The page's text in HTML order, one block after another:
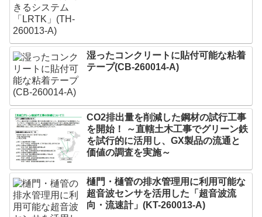
湿ったコンクリートに貼付可能な粘着
テープ(CB-260014-A)
CO2排出量を削減した鋼材の試行工事
を開始！ ～直轄土木工事でグリーン鉄
を試行的に活用し、GX製品の流通と
価値の調査を実施～
樋門・樋管の排水管理用に利用可能な
超音波センサを活用した「超音波流
向・流速計」(KT-260013-A)